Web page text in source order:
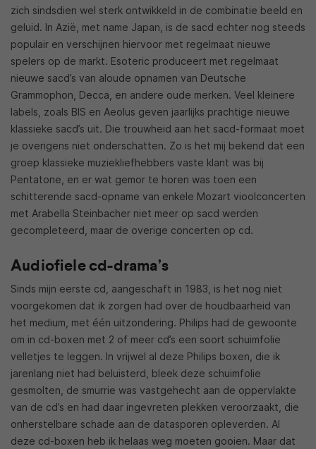
zich sindsdien wel sterk ontwikkeld in de combinatie beeld en
geluid. In Azië, met name Japan, is de sacd echter nog steeds
populair en verschijnen hiervoor met regelmaat nieuwe
spelers op de markt. Esoteric produceert met regelmaat
nieuwe sacd’s van aloude opnamen van Deutsche
Grammophon, Decca, en andere oude merken. Veel kleinere
labels, zoals BIS en Aeolus geven jaarlijks prachtige nieuwe
klassieke sacd’s uit. Die trouwheid aan het sacd-formaat moet
je overigens niet onderschatten. Zo is het mij bekend dat een
groep klassieke muziekliefhebbers vaste klant was bij
Pentatone, en er wat gemor te horen was toen een
schitterende sacd-opname van enkele Mozart vioolconcerten
met Arabella Steinbacher niet meer op sacd werden
gecompleteerd, maar de overige concerten op cd.
Audiofiele cd-drama’s
Sinds mijn eerste cd, aangeschaft in 1983, is het nog niet
voorgekomen dat ik zorgen had over de houdbaarheid van
het medium, met één uitzondering. Philips had de gewoonte
om in cd-boxen met 2 of meer cd’s een soort schuimfolie
velletjes te leggen. In vrijwel al deze Philips boxen, die ik
jarenlang niet had beluisterd, bleek deze schuimfolie
gesmolten, de smurrie was vastgehecht aan de oppervlakte
van de cd’s en had daar ingevreten plekken veroorzaakt, die
onherstelbare schade aan de datasporen opleverden. Al
deze cd-boxen heb ik helaas weg moeten gooien. Maar dat